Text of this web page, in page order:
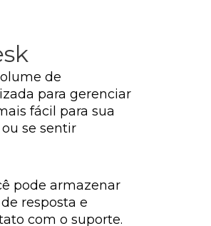
de
para gerenciar
fácil para sua
se sentir
pode armazenar
resposta e
com o suporte.